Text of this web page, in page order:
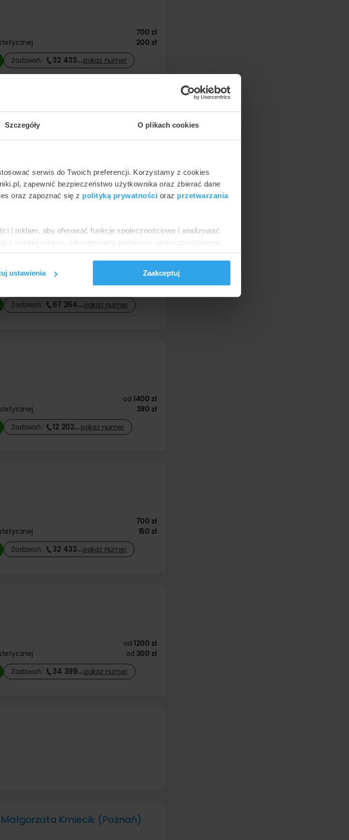
Szczegóły O plikach cookies
serwis do Twoich preferencji. Korzystamy z cookies
zapewnić bezpieczeństwo użytkownika oraz zbierać dane
oraz zapoznać się z polityką prywatności oraz przetwarzania
i reklam, aby oferować funkcje społecznościowe i analizować
naszej witryny, udostępniamy partnerom społecznościowym,
informacje z innymi danymi otrzymanymi od Ciebie lub
ustawienia
Zaakceptuj
700 zł
200 zł
Zadzwoń: 32 433…pokaż numer
Zadzwoń: 12 202…pokażnumer
Kmiecik
zadzwoń
200 zł
Zadzwoń: 67 264…pokaż numer
od 1400 zł
380 zł
Zadzwoń: 12 202…pokaż numer
700 zł
150 zł
Zadzwoń: 32 433…pokaż numer
od 1200 zł
od 300 zł
Zadzwoń: 34 399…pokaż numer
Kmiecik (Poznań)